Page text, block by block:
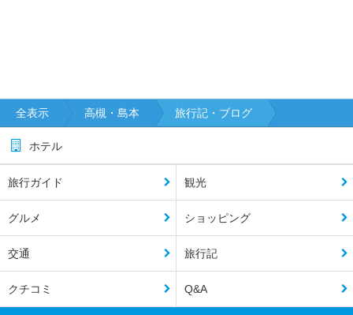
全表示 高槻・島本 旅行記・ブログ
ホテル
旅行ガイド 観光
グルメ ショッピング
交通 旅行記
クチコミ Q&A